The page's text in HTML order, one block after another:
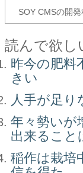
SOY CMSの開
読んで欲し
昨今の肥料
きい
人手が足り
年々勢いが
出来ること
稲作は栽培